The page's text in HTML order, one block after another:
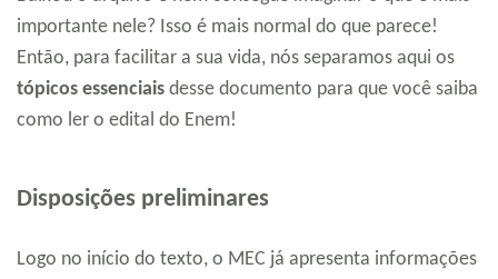
importante nele? Isso é mais normal do que parece!
Então, para facilitar a sua vida, nós separamos aqui os
tópicos essenciais desse documento para que você saiba
como ler o edital do Enem!
Disposições preliminares
Logo no início do texto, o MEC já apresenta informações